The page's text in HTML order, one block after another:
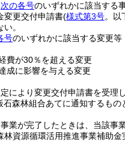
次の各号のいずれかに該当する
変更交付申請書(様式第3号。以
。
号のいずれかに該当する変更等
費が30％を超える変更
成に影響を与える変更
により変更交付申請書を受理
森林組合あてに通知するもの
業が完了したときは、当該事
林資源循環活用推進事業補助金